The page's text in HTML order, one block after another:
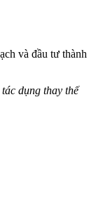
và đầu tư thành
dụng thay thế